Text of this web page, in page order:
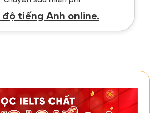
tiếng Anh online.